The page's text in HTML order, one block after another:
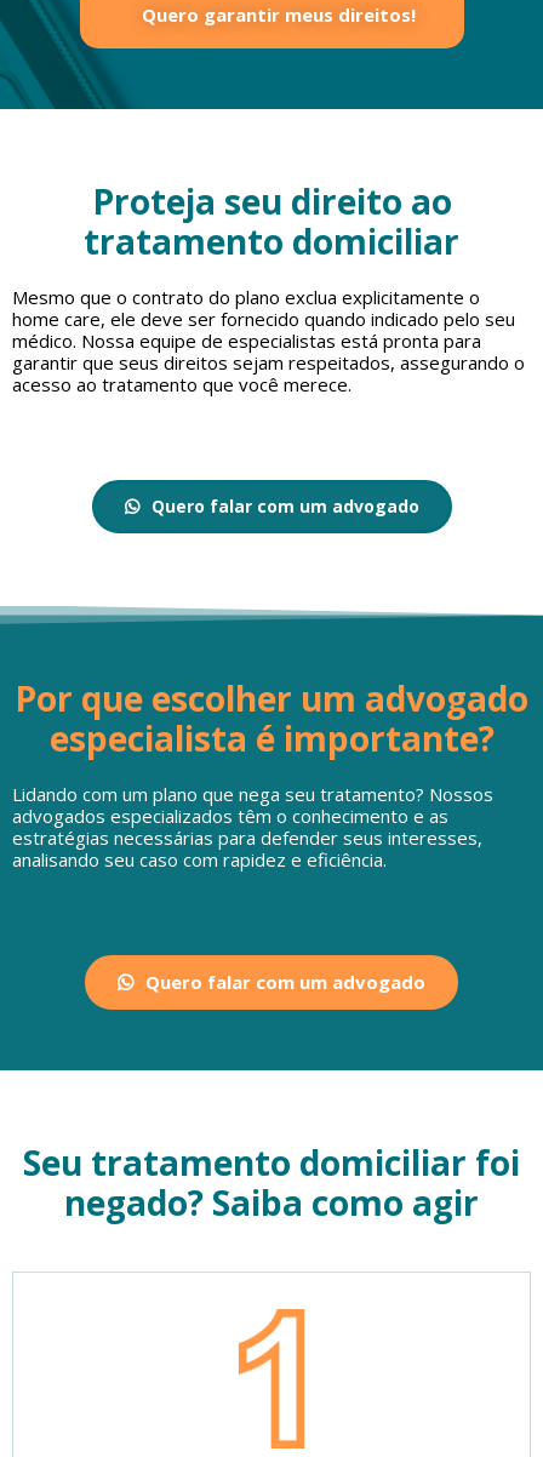
Quero garantir meus direitos!
Proteja seu direito ao
tratamento domiciliar
Mesmo que o contrato do plano exclua explicitamente o
home care, ele deve ser fornecido quando indicado pelo seu
médico. Nossa equipe de especialistas está pronta para
garantir que seus direitos sejam respeitados, assegurando o
acesso ao tratamento que você merece.
Quero falar com um advogado
Por que escolher um advogado
especialista é importante?
Lidando com um plano que nega seu tratamento? Nossos
advogados especializados têm o conhecimento e as
estratégias necessárias para defender seus interesses,
analisando seu caso com rapidez e eficiência.
Quero falar com um advogado
Seu tratamento domiciliar foi
negado? Saiba como agir